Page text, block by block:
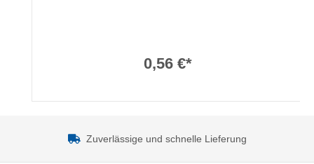
0,56 €*
Zuverlässige und schnelle Lieferung